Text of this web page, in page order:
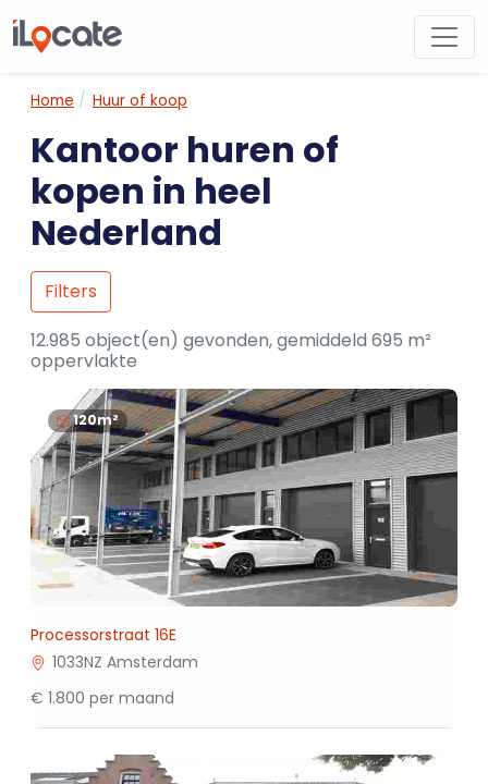
Home Huur of koop
Kantoor huren of
kopen in heel
Nederland
Filters
12.985 object(en) gevonden, gemiddeld 695 m²
oppervlakte
120m²
Processorstraat 16E
1033NZ Amsterdam
€ 1.800 per maand